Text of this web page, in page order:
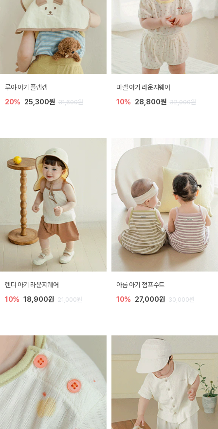
루야 아기 플랩캡
20% 25,300원 31,600원
미렐 아기 라운지웨어
10% 28,800원 32,000원
렌디 아기 라운지웨어
10% 18,900원 21,000원
아롬 아기 점프수트
10% 27,000원 30,000원